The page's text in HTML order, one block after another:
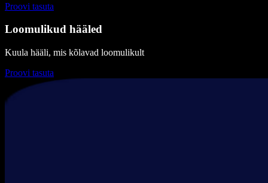
Proovi tasuta
Loomulikud hääled
Kuula hääli, mis kõlavad loomulikult
Proovi tasuta